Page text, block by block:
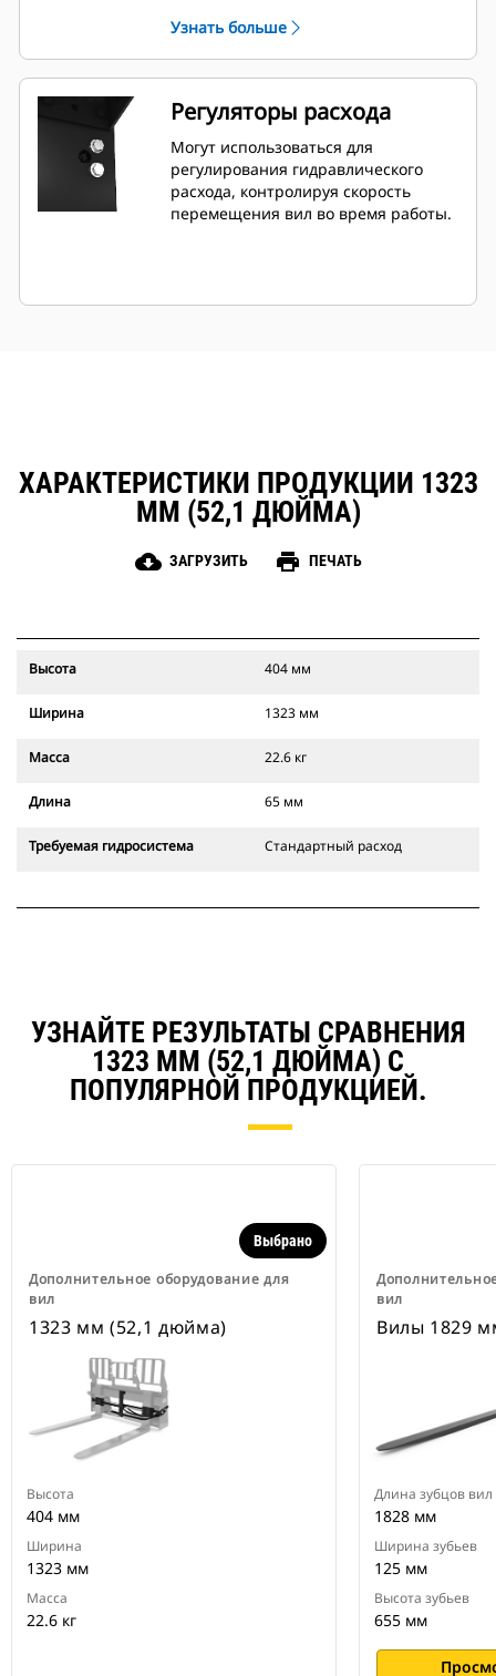
Узнать больше
Регуляторы расхода
Могут использоваться для
регулирования гидравлического
расхода, контролируя скорость
перемещения вил во время работы.
ХАРАКТЕРИСТИКИ ПРОДУКЦИИ 1323
ММ (52,1 ДЮЙМА)
cloud_download ЗАГРУЗИТЬ print ПЕЧАТЬ
Высота 404 мм
Ширина 1323 мм
Масса 22.6 кг
Длина 65 мм
Требуемая гидросистема Стандартный расход
УЗНАЙТЕ РЕЗУЛЬТАТЫ СРАВНЕНИЯ
1323 ММ (52,1 ДЮЙМА) С
ПОПУЛЯРНОЙ ПРОДУКЦИЕЙ.
Дополнительное оборудование для
вил
Выбрано
1323 мм (52,1 дюйма)
Высота
404 мм
Ширина
1323 мм
Масса
22.6 кг
вил
Вилы 1829
Длина зубцов вил
1828 мм
Ширина зубьев
125 мм
Высота зубьев
655 мм